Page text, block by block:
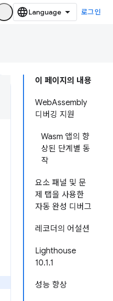
로그인
이 페이지의 내용
WebAssembly
디버깅 지원
Wasm 앱의 향
상된 단계별 동
작
요소 패널 및 문
제 탭을 사용한
자동 완성 디버그
레코더의 어설션
Lighthouse
10.1.1
성능 향상